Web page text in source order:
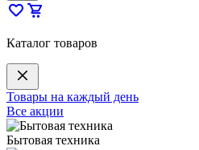
Каталог товаров
Товары на каждый день
Все акции
Бытовая техника